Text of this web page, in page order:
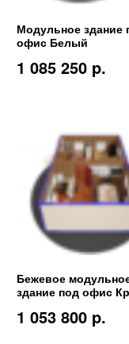
Модульное здание
офис Белый
1 085 250 p.
Бежевое
здание под офис
1 053 800 p.